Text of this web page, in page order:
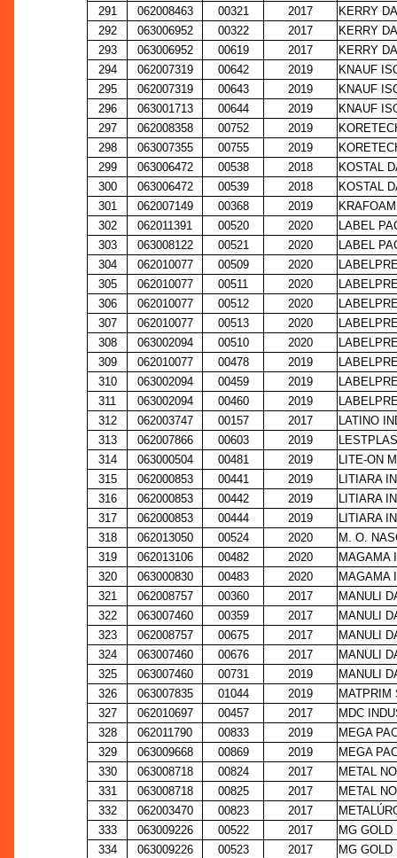
291
062008463 00321 2017
KERRY
292
063006952 00322 2017
KERRY
293
063006952 00619 2017
KERRY
294
062007319 00642 2019
KNAUF
295
062007319 00643 2019
KNAUF
296
063001713 00644 2019
KNAUF
297
062008358 00752 2019
298
063007355 00755 2019
299
063006472 00538 2018
KOSTAL
300
063006472 00539 2018
KOSTAL
301
062007149 00368 2019
302
062011391 00520 2020
LABEL
303
063008122 00521 2020
LABEL
304
062010077 00509 2020
305
062010077 00511 2020
306
062010077 00512 2020
307
062010077 00513 2020
308
063002094 00510 2020
309
062010077 00478 2019
310
063002094 00459 2019
311
063002094 00460 2019
312
062003747 00157 2017
LATINO
313
062007866 00603 2019
314
063000504 00481 2019
LITE-ON
315
062000853 00441 2019
LITIARA
316
062000853 00442 2019
LITIARA
317
062000853 00444 2019
LITIARA
318
062013050 00524 2020
M. O.
319
062013106 00482 2020
MAGAMA
320
063000830 00483 2020
MAGAMA
321
062008757 00360 2017
MANULI
322
063007460 00359 2017
MANULI
323
062008757 00675 2017
MANULI
324
063007460 00676 2017
MANULI
325
063007460 00731 2019
MANULI
326
063007835 01044 2019
MATPRIM
327
062010697 00457 2017
MDC
328
062011790 00833 2019
MEGA
329
063009668 00869 2019
MEGA
330
063008718 00824 2017
METAL
331
063008718 00825 2017
METAL
332
062003470 00823 2017
333
063009226 00522 2017
MG GOLD
334
063009226 00523 2017
MG GOLD